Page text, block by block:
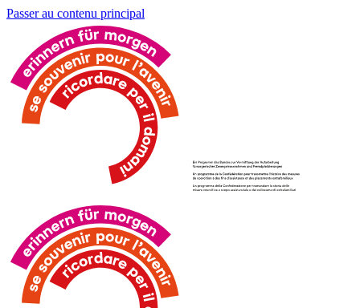
Passer au contenu principal